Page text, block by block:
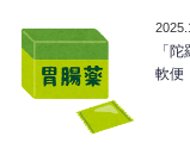
「
軟便